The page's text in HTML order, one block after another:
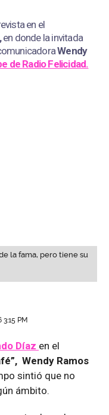
en el
en donde la invitada
Wendy
deRadio Felicidad.
la fama, pero tiene su
PM
Díaz en el
Wendy Ramos
sintió que no
ámbito.